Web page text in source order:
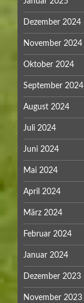
Dezember 2024
November 2024
Oktober 2024
September 2024
August 2024
Juli 2024
Juni 2024
Mai 2024
April 2024
März 2024
Februar 2024
Januar 2024
Dezember 2023
November 2023